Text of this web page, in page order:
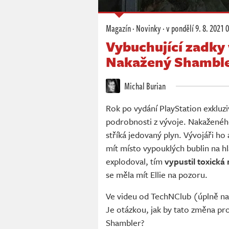
Magazín·Novinky·v pondělí9. 8. 2021
Vybuchující zadky
Nakažený
Michal Burian
Rok po vydání PlayStation
podrobnosti z vývoje.
stříká jedovaný plyn. Vývojáři
mít místo vypouklých bublin na
explodoval, tím vypustil toxická
se měla mít Ellie na pozoru.
Ve videu od TechNClub (úplně
Je otázkou, jak by tato změna
Shambler?